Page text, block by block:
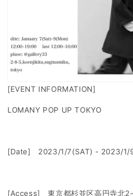
[EVENT INFORMATION]
LOMANY POP UP TOKYO
[Date] 2023/1/7(SAT) - 2023/1/
[Access]東京都杉並区高円寺北